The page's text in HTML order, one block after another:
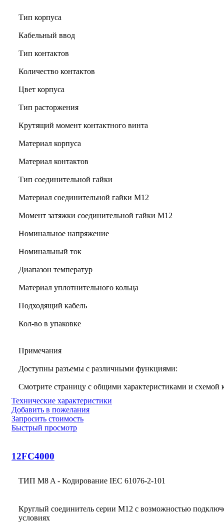
Тип корпуса
Кабельный ввод
Тип контактов
Количество контактов
Цвет корпуса
Тип расторжения
Крутящий момент контактного винта
Материал корпуса
Материал контактов
Тип соединительной гайки
Материал соединительной гайки M12
Момент затяжки соединительной гайки M12
Номинальное напряжение
Номинальный ток
Диапазон температур
Материал уплотнительного кольца
Подходящий кабель
Кол-во в упаковке
Примечания
Доступны разъемы с различными функциями:
Смотрите страницу с общими характеристиками и схемой
Технические характеристики
Добавить в пожелания
Запросить стоимость
Быстрый просмотр
12FC4000
ТИП M8 A - Кодирование IEC 61076-2-101
Круглый соединитель серии M12 с возможностью
условиях